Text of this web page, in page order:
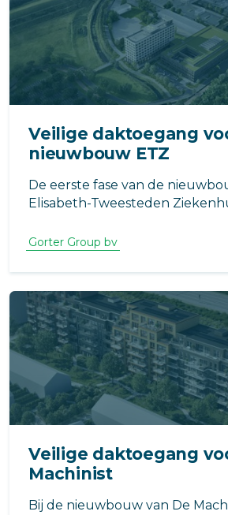
Veilige daktoegang
nieuwbouw ETZ
De eerste fase van de
Elisabeth-Tweesteden
een belangrijke stap in de
Gorter Group bv
Veilige daktoegang
Machinist
Bij de nieuwbouw van De